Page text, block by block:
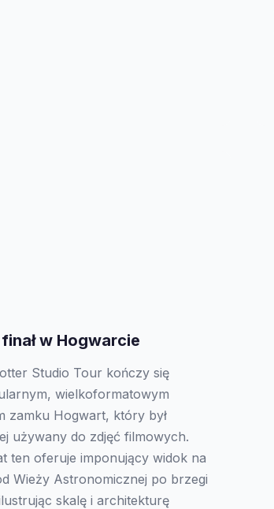
w Hogwarcie
Studio Tour kończy się
wielkoformatowym
zamku Hogwart, który był
używany do zdjęć filmowych.
ten oferuje imponujący widok na
Wieży Astronomicznej po brzegi
skalę i architekturę